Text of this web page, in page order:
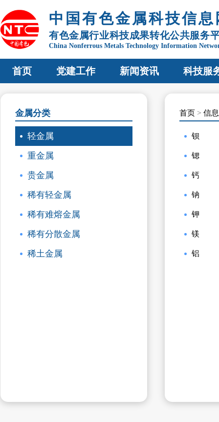
中国有色金属科技信息
有色金属行业科技成果转化公共服务
China Nonferrous Metals Technology Information
首页 党建工作 新闻资讯 科技服
金属分类
轻金属
重金属
贵金属
稀有轻金属
稀有难熔金属
稀有分散金属
稀土金属
首页 > 信
钡
锶
钙
钠
钾
镁
铝